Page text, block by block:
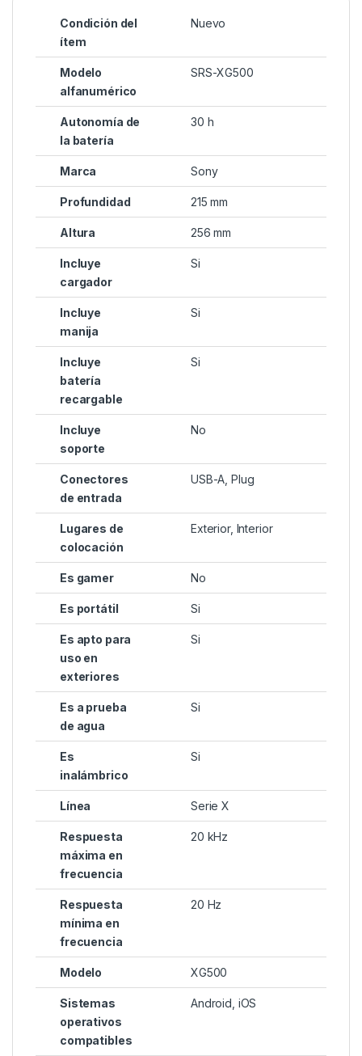
Condición del
ítem
Nuevo
Modelo
alfanumérico
SRS-XG500
Autonomía de
la batería
30 h
Marca Sony
Profundidad 215 mm
Altura 256 mm
Incluye
cargador
Si
Incluye
manija
Si
Incluye
batería
recargable
Si
Incluye
soporte
No
Conectores
de entrada
USB-A, Plug
Lugares de
colocación
Exterior, Interior
Es gamer No
Es portátil Si
Es apto para
uso en
exteriores
Si
Es a prueba
de agua
Si
Es
inalámbrico
Si
Línea Serie X
Respuesta
máxima en
frecuencia
20 kHz
Respuesta
mínima en
frecuencia
20 Hz
Modelo XG500
Sistemas
operativos
compatibles
Android, iOS